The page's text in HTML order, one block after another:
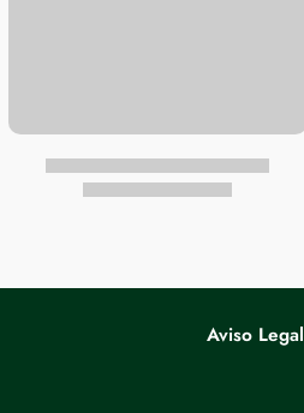
Aviso Legal